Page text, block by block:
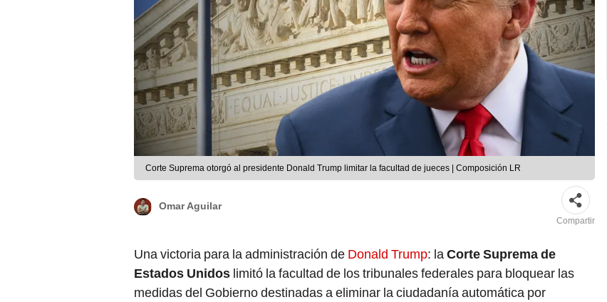
Corte Suprema otorgó al presidente Donald Trump limitar la facultad de jueces | Composición LR
Omar Aguilar
Compartir
Una victoria para la administración de Donald Trump: laCorte Suprema de
Estados Unidos limitó la facultad de los tribunales federales para bloquear las
medidas del Gobierno destinadas a eliminar la ciudadanía automática por